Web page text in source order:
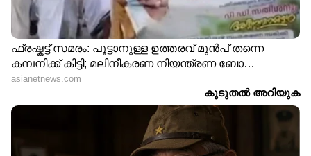
യുവതിയെ
പാലക്കാട്ട് ഈ വര്‍ഷത്തെ